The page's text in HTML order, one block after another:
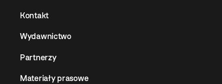
Kontakt
Wydawnictwo
Partnerzy
Materiały prasowe